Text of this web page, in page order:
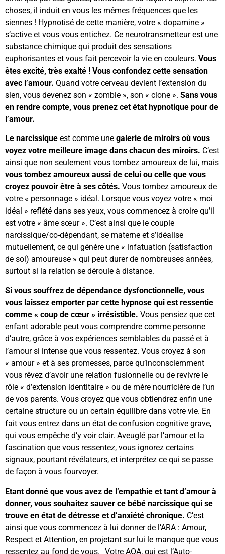
choses, il induit en vous les mêmes fréquences que les
siennes ! Hypnotisé de cette manière, votre « dopamine »
s’active et vous vous entichez. Ce neurotransmetteur est une
substance chimique qui produit des sensations
euphorisantes et vous fait percevoir la vie en couleurs. Vous
êtes excité, très exalté ! Vous confondez cette sensation
avec l’amour. Quand votre cerveau devient l’extension du
sien, vous devenez son « zombie », son « clone ». Sans vous
en rendre compte, vous prenez cet état hypnotique pour de
l’amour.
Le narcissique est comme une galerie de miroirs où vous
voyez votre meilleure image dans chacun des miroirs. C’est
ainsi que non seulement vous tombez amoureux de lui, mais
vous tombez amoureux aussi de celui ou celle que vous
croyez pouvoir être à ses côtés. Vous tombez amoureux de
votre « personnage » idéal. Lorsque vous voyez votre « moi
idéal » reflété dans ses yeux, vous commencez à croire qu’il
est votre « âme sœur ». C’est ainsi que le couple
narcissique/co-dépendant, se materne et s’idéalise
mutuellement, ce qui génère une « infatuation (satisfaction
de soi) amoureuse » qui peut durer de nombreuses années,
surtout si la relation se déroule à distance.
Si vous souffrez de dépendance dysfonctionnelle, vous
vous laissez emporter par cette hypnose qui est ressentie
comme « coup de cœur » irrésistible. Vous pensiez que cet
enfant adorable peut vous comprendre comme personne
d’autre, grâce à vos expériences semblables du passé et à
l’amour si intense que vous ressentez. Vous croyez à son
« amour » et à ses promesses, parce qu’inconsciemment
vous rêvez d’avoir une relation fusionnelle ou de revivre le
rôle « d’extension identitaire » ou de mère nourricière de l’un
de vos parents. Vous croyez que vous obtiendrez enfin une
certaine structure ou un certain équilibre dans votre vie. En
fait vous entrez dans un état de confusion cognitive grave,
qui vous empêche d’y voir clair. Aveuglé par l’amour et la
fascination que vous ressentez, vous ignorez certains
signaux, pourtant révélateurs, et interprétez ce qui se passe
de façon à vous fourvoyer.
Etant donné que vous avez de l’empathie et tant d’amour à
donner, vous souhaitez sauver ce bébé narcissique qui se
trouve en état de détresse et d’anxiété chronique. C’est
ainsi que vous commencez à lui donner de l’ARA : Amour,
Respect et Attention, en projetant sur lui le manque que vous
ressentez au fond de vous. Votre AOA, qui est l’Auto-